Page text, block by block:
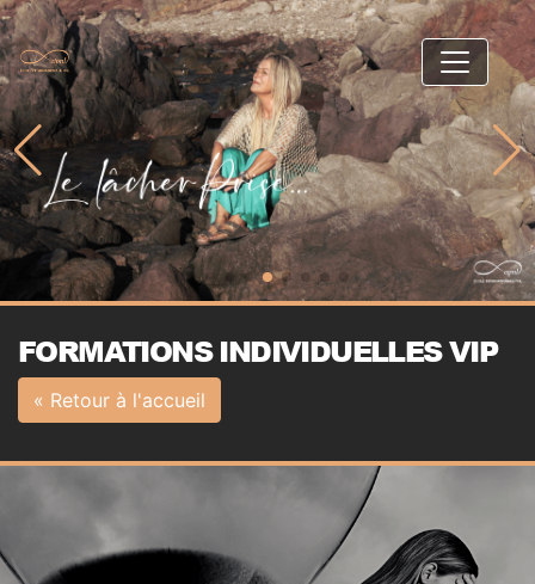
FORMATIONS INDIVIDUELLES VIP
« Retour à l'accueil